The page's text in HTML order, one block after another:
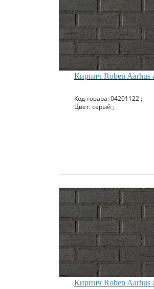
Кирпич Roben Aarhus
Код товара: 04201122 ;
Цвет: серый ;
Кирпич Roben Aarhus